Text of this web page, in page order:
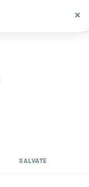
SALVATE